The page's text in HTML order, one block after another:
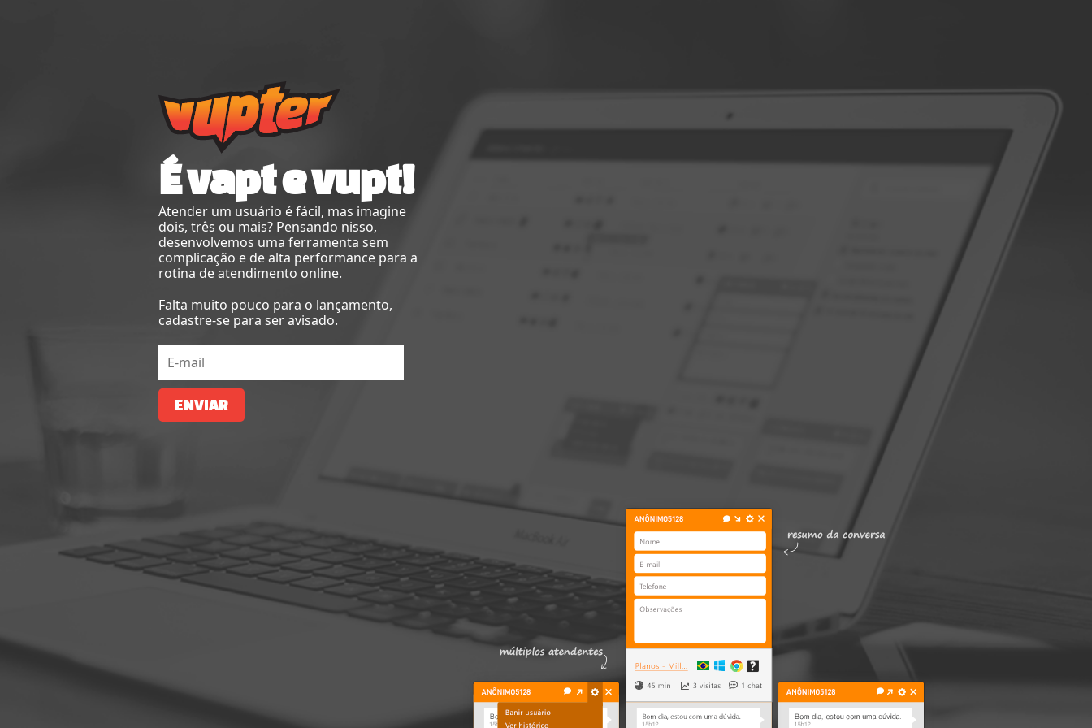
É vapt e vupt!
Atender um usuário é fácil, mas imagine
dois, três ou mais? Pensando nisso,
desenvolvemos uma ferramenta sem
complicação e de alta performance para a
rotina de atendimento online.
Falta muito pouco para o lançamento,
cadastre-se para ser avisado.
ENVIAR